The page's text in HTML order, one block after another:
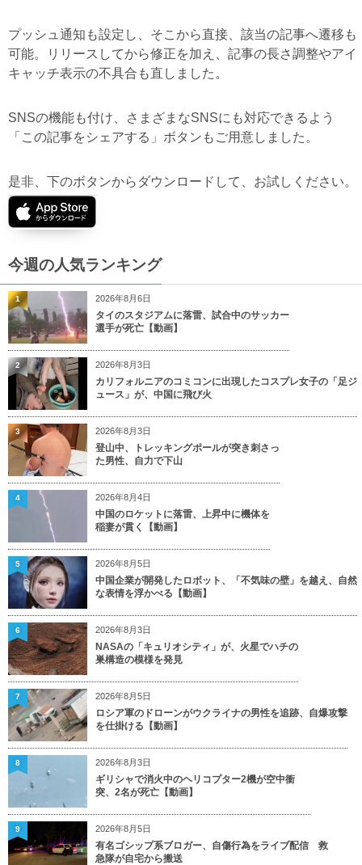
プッシュ通知も設定し、そこから直接、該当の記事へ遷移も
可能。リリースしてから修正を加え、記事の長さ調整やアイ
キャッチ表示の不具合も直しました。
SNSの機能も付け、さまざまなSNSにも対応できるよう
「この記事をシェアする」ボタンもご用意しました。
是非、下のボタンからダウンロードして、お試しください。
今週の人気ランキング
2026年8月6日
タイのスタジアムに落雷、試合中のサッカー
選手が死亡【動画】
1
2026年8月3日
カリフォルニアのコミコンに出現したコスプレ女子の「足ジ
ュース」が、中国に飛び火
2
2026年8月3日
登山中、トレッキングポールが突き刺さっ
た男性、自力で下山
3
2026年8月4日
中国のロケットに落雷、上昇中に機体を
稲妻が貫く【動画】
4
2026年8月5日
中国企業が開発したロボット、「不気味の壁」を越え、自然
な表情を浮かべる【動画】
5
2026年8月3日
NASAの「キュリオシティ」が、火星でハチの
巣構造の模様を発見
6
2026年8月5日
ロシア軍のドローンがウクライナの男性を追跡、自爆攻撃
を仕掛ける【動画】
7
2026年8月3日
ギリシャで消火中のヘリコプター2機が空中衝
突、2名が死亡【動画】
8
2026年8月5日
有名ゴシップ系ブロガー、自傷行為をライブ配信 救
急隊が自宅から搬送
9